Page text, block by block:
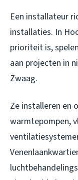
Een installateur
installaties. In
prioriteit is,
aan projecten in
Zwaag.
Ze installeren en
warmtepompen,